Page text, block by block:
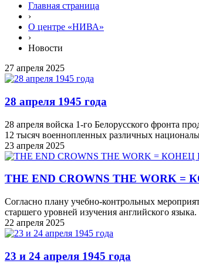
Главная страница
›
О центре «НИВА»
›
Новости
27 апреля 2025
28 апреля 1945 года
28 апреля войска 1-го Белорусского фронта
12 тысяч военнопленных различных
23 апреля 2025
THE END CROWNS THE WORK
Согласно плану учебно-контрольных
старшего уровней изучения английского языка.
22 апреля 2025
23 и 24 апреля 1945 года